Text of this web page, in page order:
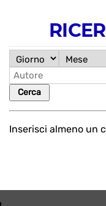
Cerca
Inserisci almeno un